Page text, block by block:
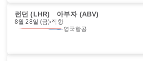
런던 (LHR) 아부자 (ABV)
8월 28일 (금) 직항
영국항공